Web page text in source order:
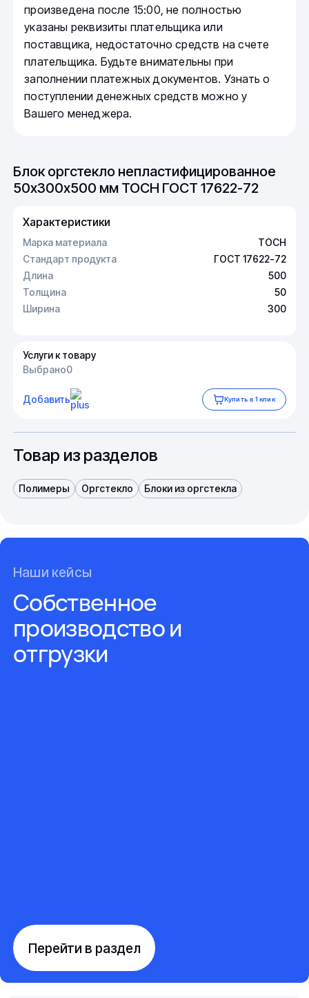
произведена после 15:00, не полностью
указаны реквизиты плательщика или
поставщика, недостаточно средств на счете
плательщика. Будьте внимательны при
заполнении платежных документов. Узнать о
поступлении денежных средств можно у
Вашего менеджера.
Блок оргстекло непластифицированное
50х300х500 мм ТОСН ГОСТ 17622-72
Характеристики
Марка материала
ТОСН
Стандарт продукта
ГОСТ 17622-72
Длина
500
Толщина
50
Ширина
300
Услуги к товару
Выбрано0
Добавить Купить в 1 клик
Товар из разделов
Полимеры Оргстекло Блоки из оргстекла
Наши кейсы
Собственное
производство и
отгрузки
Перейти в раздел